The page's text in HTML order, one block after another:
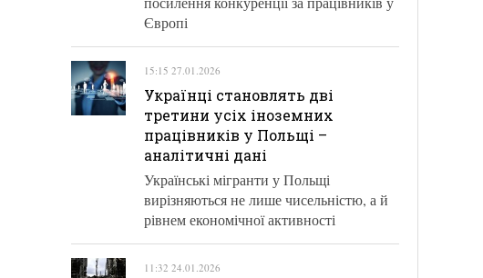
Європі
15:15 27.01.2026
Українці становлять дві
третини усіх іноземних
працівників у Польщі –
аналітичні дані
Українські мігранти у Польщі
вирізняються не лише чисельністю, а й
рівнем економічної активності
11:32 24.01.2026